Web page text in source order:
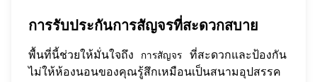
การรับประกันการสัญจรที่สะดวกสบาย
พื้นที่นี้ช่วยให้มั่นใจถึง การสัญจร
ที่สะดวกและป้องกัน
ไม่ให้ห้องนอนของคุณรู้สึกเหมือนเป็นสนามอุปสรรค